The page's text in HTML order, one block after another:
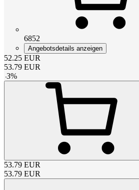
6852
Angebotsdetails anzeigen
52.25 EUR
53.79 EUR
-3%
53.79 EUR
53.79 EUR